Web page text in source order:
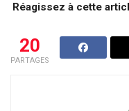
Réagissez à cette
20
PARTAGES